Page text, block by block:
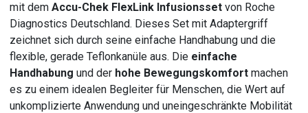
mit demAccu-Chek FlexLink Infusionsset von Roche
Diagnostics Deutschland. Dieses Set mit Adaptergriff
zeichnet sich durch seine einfache Handhabung und die
flexible, gerade Teflonkanüle aus. Die einfache
Handhabung und der hohe Bewegungskomfort machen
es zu einem idealen Begleiter für Menschen, die Wert auf
unkomplizierte Anwendung und uneingeschränkte Mobilität